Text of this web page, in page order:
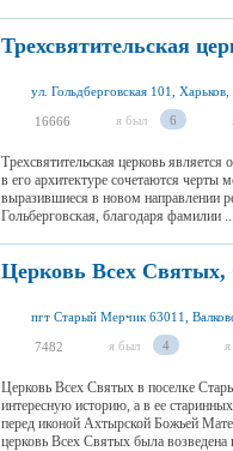
Трехсвятительская
ул. Гольдберговская 101,
16666 я был 6
Трехсвятительская церковь
в его архитектуре сочетаются черты
выразившиеся в новом направлении
Гольберговская, благодаря фамилии ...
Церковь Всех
7482 я был 4
Церковь Всех Святых в поселке
интересную историю, а в ее
перед иконой Ахтырской Божьей
церковь Всех Святых была возведена